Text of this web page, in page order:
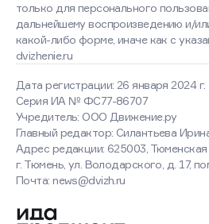
Дата регистрации: 26 января 2024 г.
Серия ИА № ФС77-86707
Учредитель: ООО Движение.ру
Главный редактор: Силантьева
Адрес редакции: 625003, Тюменская
г. Тюмень, ул. Володарского, д. 17,
Почта: news@dvizh.ru
только для персонального
дальнейшему воспроизведению и/
какой-либо форме, иначе как с
dvizhenie.ru